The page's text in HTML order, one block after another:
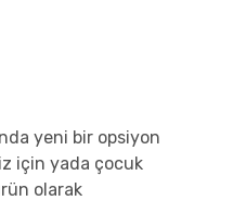
yeni bir opsiyon
için yada çocuk
olarak